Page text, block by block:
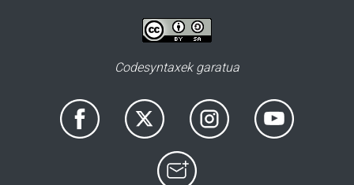
Codesyntaxek garatua